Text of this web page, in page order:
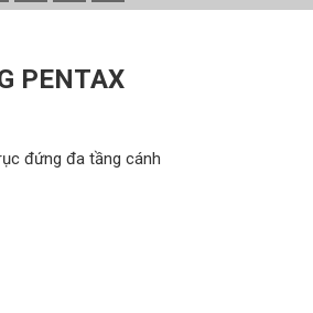
PENTAX
đứng đa tầng cánh